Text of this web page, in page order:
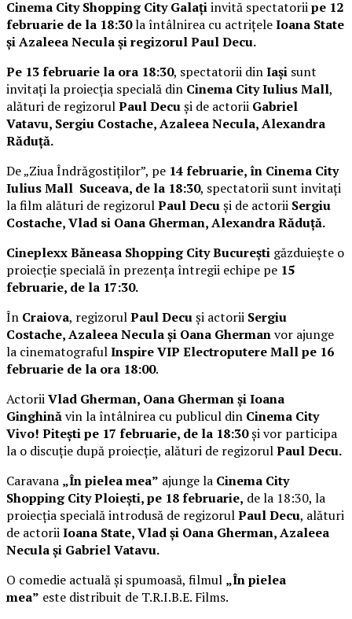
Cinema City Shopping City Galațiinvită spectatoriipe 12
februarie de la 18:30la întâlnirea cu actrițeleIoana State
și Azaleea Necula și regizorul Paul Decu.
Pe 13 februarie la ora 18:30, spectatorii dinIași sunt
invitați la proiecția specială din Cinema City Iulius Mall,
alături de regizorulPaul Decuși de actorii Gabriel
Vatavu, Sergiu Costache, Azaleea Necula, Alexandra
Răduță.
De „Ziua Îndrăgostiților”, pe 14 februarie, în Cinema City
Iulius Mall Suceava, de la 18:30, spectatorii sunt invitați
la film alături de regizorulPaul Decuși de actorii Sergiu
Costache, Vlad si Oana Gherman, Alexandra Răduță.
Cineplexx Băneasa Shopping City București găzduiește o
proiecție specială în prezența întregii echipe pe 15
februarie, de la 17:30.
În Craiova, regizorulPaul Decuși actorii Sergiu
Costache, Azaleea Necula și Oana Ghermanvor ajunge
la cinematografulInspire VIP Electroputere Mall pe 16
februarie de la ora 18:00.
ActoriiVlad Gherman, Oana Gherman și Ioana
Ginghinăvin la întâlnirea cu publicul din Cinema City
Vivo! Pitești pe 17 februarie, de la 18:30și vor participa
la o discuție după proiecție, alături de regizorulPaul Decu.
Caravana „În pielea mea” ajunge la Cinema City
Shopping City Ploiești, pe 18 februarie, de la 18:30, la
proiecția specială introdusă de regizorulPaul Decu, alături
de actoriiIoana State, Vlad și Oana Gherman, Azaleea
Necula și Gabriel Vatavu.
O comedie actuală și spumoasă, filmul „În pielea
mea” este distribuit de T.R.I.B.E. Films.